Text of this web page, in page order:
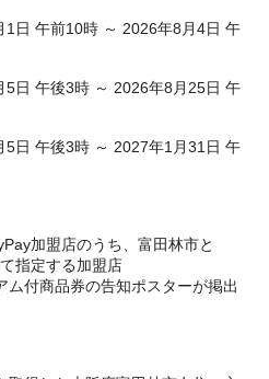
1日 午前10時 ～ 2026年8月4日 午
5日 午後3時 ～ 2026年8月25日 午
5日 午後3時 ～ 2027年1月31日 午
加盟店のうち、富田林市と
指定する加盟店
ム付商品券の告知ポスターが掲出